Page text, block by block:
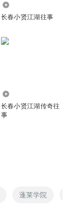
长春小贤江湖往事
长春小贤江湖传奇往
事
蓬莱学院